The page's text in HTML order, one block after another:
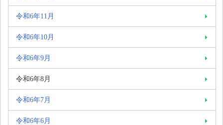
令和6年11月
令和6年10月
令和6年9月
令和6年8月
令和6年7月
令和6年6月